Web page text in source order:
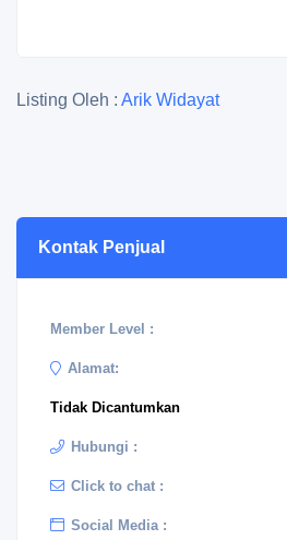
Listing Oleh : Arik Widayat
Kontak Penjual
Member Level :
Alamat:
Tidak Dicantumkan
Hubungi :
Click to chat :
Social Media :